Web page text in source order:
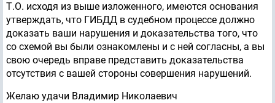
Т.О. исходя из выше изложенного, имеются основания
утверждать, что ГИБДД в судебном процессе должно
доказать ваши нарушения и доказательства того, что
со схемой вы были ознакомлены и с ней согласны, а вы
свою очередь вправе представить доказательства
отсутствия с вашей стороны совершения нарушений.
Желаю удачи Владимир Николаевич